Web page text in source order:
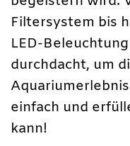
Filtersystem bis
LED-
durchdacht, um
einfach und
kann!